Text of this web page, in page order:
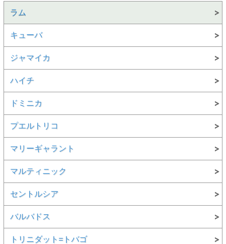
ラム
キューバ
ジャマイカ
ハイチ
ドミニカ
プエルトリコ
マリーギャラント
マルティニック
セントルシア
バルバドス
トリニダット=トバゴ